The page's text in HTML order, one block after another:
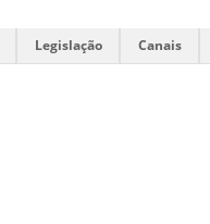
Legislação Canais